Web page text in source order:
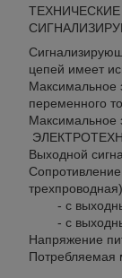
цепей имеет
Максимальное
переменного
Максимальное
Выходной
- с
- с
Напряжение
Потребляемая